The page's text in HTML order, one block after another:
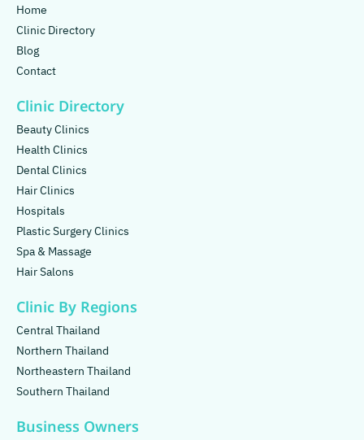
Home
Clinic Directory
Blog
Contact
Clinic Directory
Beauty Clinics
Health Clinics
Dental Clinics
Hair Clinics
Hospitals
Plastic Surgery Clinics
Spa & Massage
Hair Salons
Clinic By Regions
Central Thailand
Northern Thailand
Northeastern Thailand
Southern Thailand
Business Owners